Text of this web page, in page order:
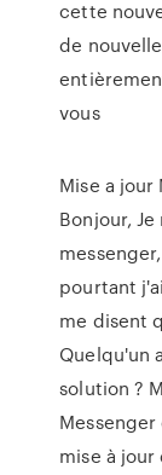
cette
de
vous
Mise a jour
Bonjour,
pourtant
me disent
Quelqu'un
solution ?
mise à